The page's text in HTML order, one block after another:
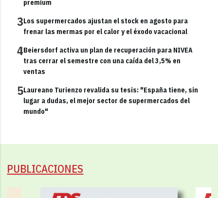
premium
3Los supermercados ajustan el stock en agosto para
frenar las mermas por el calor y el éxodo vacacional
4Beiersdorf activa un plan de recuperación para NIVEA
tras cerrar el semestre con una caída del 3,5% en
ventas
5Laureano Turienzo revalida su tesis: "España tiene, sin
lugar a dudas, el mejor sector de supermercados del
mundo"
PUBLICACIONES